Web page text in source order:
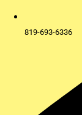
819-693-6336